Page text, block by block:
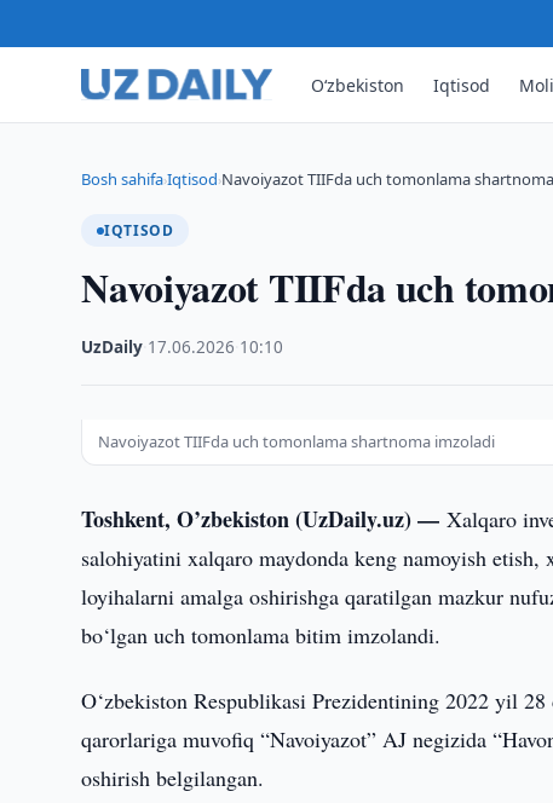
O‘zbekiston Iqtisod
Bosh sahifa›Iqtisod›Navoiyazot TIIFda uch tomonlama
IQTISOD
Navoiyazot TIIFda uch
UzDaily 17.06.2026 10:10
Navoiyazot TIIFda uch tomonlama shartnoma imzoladi
Toshkent, O’zbekiston (UzDaily.uz) —Xalqaro
salohiyatini xalqaro maydonda keng namoyish
loyihalarni amalga oshirishga qaratilgan mazkur
bo‘lgan uch tomonlama bitim imzolandi.
O‘zbekiston Respublikasi Prezidentining 2022 yil
qarorlariga muvofiq “Navoiyazot” AJ negizida
oshirish belgilangan.